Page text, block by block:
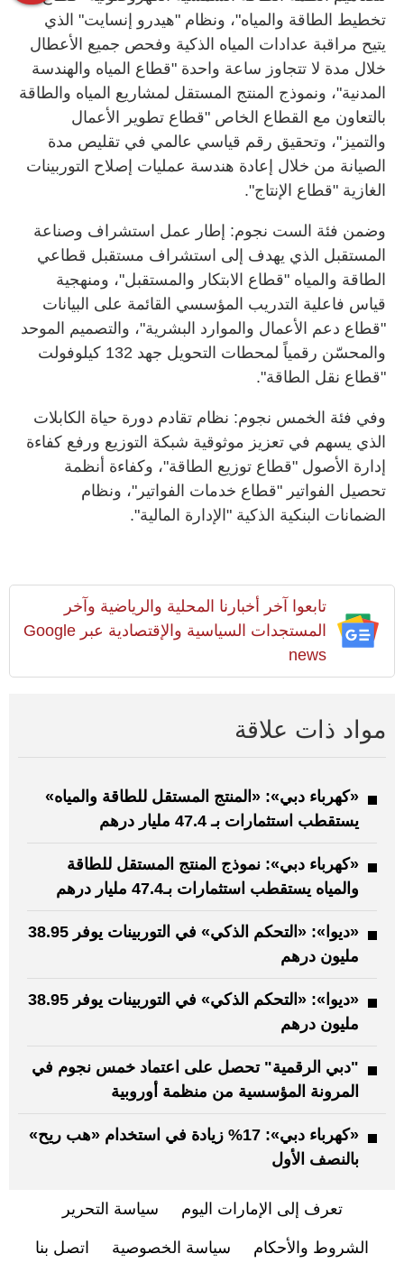
تخطيط الطاقة والمياه"، ونظام "هيدرو إنسايت" الذي
يتيح مراقبة عدادات المياه الذكية وفحص جميع الأعطال
خلال مدة لا تتجاوز ساعة واحدة "قطاع المياه والهندسة
المدنية"، ونموذج المنتج المستقل لمشاريع المياه والطاقة
بالتعاون مع القطاع الخاص "قطاع تطوير الأعمال
والتميز"، وتحقيق رقم قياسي عالمي في تقليص مدة
الصيانة من خلال إعادة هندسة عمليات إصلاح التوربينات
الغازية "قطاع الإنتاج".
وضمن فئة الست نجوم: إطار عمل استشراف وصناعة
المستقبل الذي يهدف إلى استشراف مستقبل قطاعي
الطاقة والمياه "قطاع الابتكار والمستقبل"، ومنهجية
قياس فاعلية التدريب المؤسسي القائمة على البيانات
"قطاع دعم الأعمال والموارد البشرية"، والتصميم الموحد
والمحسّن رقمياً لمحطات التحويل جهد 132 كيلوفولت
"قطاع نقل الطاقة".
وفي فئة الخمس نجوم: نظام تقادم دورة حياة الكابلات
الذي يسهم في تعزيز موثوقية شبكة التوزيع ورفع كفاءة
إدارة الأصول "قطاع توزيع الطاقة"، وكفاءة أنظمة
تحصيل الفواتير "قطاع خدمات الفواتير"، ونظام
الضمانات البنكية الذكية "الإدارة المالية".
تابعوا آخر أخبارنا المحلية والرياضية وآخر
المستجدات السياسية والإقتصادية عبر Google
news
مواد ذات علاقة
«كهرباء دبي»: «المنتج المستقل للطاقة والمياه»
يستقطب استثمارات بـ 47.4 مليار درهم
«كهرباء دبي»: نموذج المنتج المستقل للطاقة
والمياه يستقطب استثمارات بـ47.4 مليار درهم
«ديوا»: «التحكم الذكي» في التوربينات يوفر 38.95
مليون درهم
«ديوا»: «التحكم الذكي» في التوربينات يوفر 38.95
مليون درهم
"دبي الرقمية" تحصل على اعتماد خمس نجوم في
المرونة المؤسسية من منظمة أوروبية
«كهرباء دبي»: 17% زيادة في استخدام «هب ريح»
بالنصف الأول
تعرف إلى الإمارات اليوم سياسة التحرير
الشروط والأحكام سياسة الخصوصية اتصل بنا